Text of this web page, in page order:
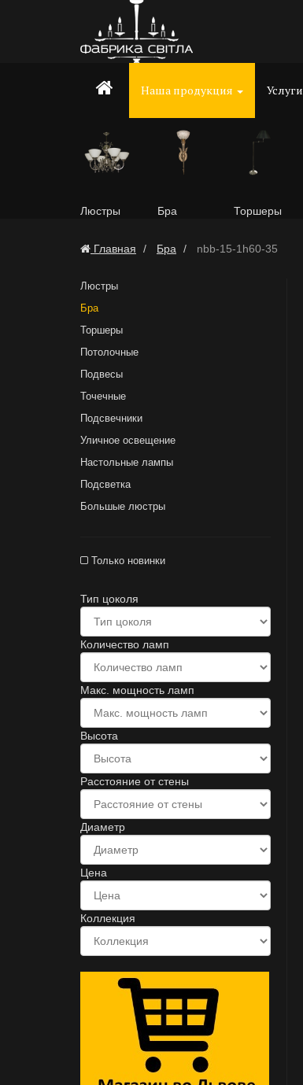
Наша продукция Услуги
Люстры Бра Торшеры
Главная Бра nbb-15-1h60-35
Люстры
Бра
Торшеры
Потолочные
Подвесы
Точечные
Подсвечники
Уличное освещение
Настольные лампы
Подсветка
Большые люстры
Только новинки
Тип цоколя
Количество ламп
Макс. мощность ламп
Высота
Расстояние от стены
Диаметр
Цена
Коллекция